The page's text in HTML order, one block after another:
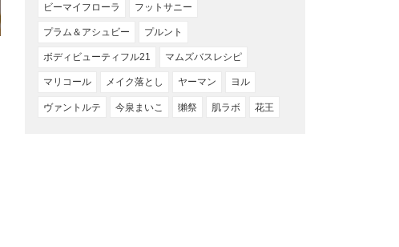
ビーマイフローラ フットサニー
プラム＆アシュビー プルント
ボディビューティフル21 マムズバスレシピ
マリコール メイク落とし ヤーマン ヨル
ヴァントルテ 今泉まいこ 獺祭 肌ラボ 花王